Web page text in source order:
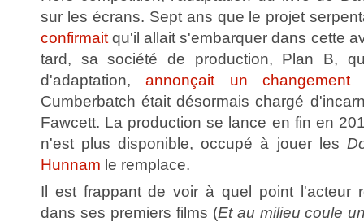
sur les écrans. Sept ans que le projet
confirmait qu'il allait s'embarquer dans cette
tard, sa société de production, Plan B,
d'adaptation,annonçait un changement
Cumberbatch était désormais chargé
Fawcett. La production se lance en fin en
n'est plus disponible, occupé à jouer les
Hunnam le remplace.
Il est frappant de voir à quel point l'acteur
dans ses premiers films (Et au milieu coule